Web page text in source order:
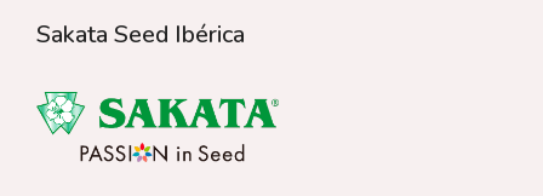
Sakata Seed Ibérica